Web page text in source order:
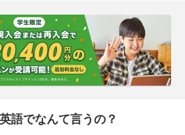
語でなんて言うの？